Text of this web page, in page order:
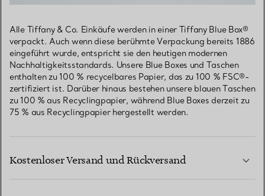
Alle Tiffany & Co. Einkäufe werden in einer Tiffany Blue Box®
verpackt. Auch wenn diese berühmte Verpackung bereits 1886
eingeführt wurde, entspricht sie den heutigen modernen
Nachhaltigkeitsstandards. Unsere Blue Boxes und Taschen
enthalten zu 100 % recycelbares Papier, das zu 100 % FSC®-
zertifiziert ist. Darüber hinaus bestehen unsere blauen Taschen
zu 100 % aus Recyclingpapier, während Blue Boxes derzeit zu
75 % aus Recyclingpapier hergestellt werden.
Kostenloser Versand und Rückversand